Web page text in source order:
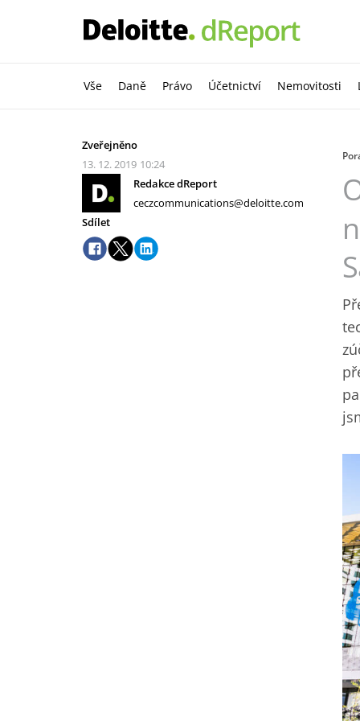
Vše Daně Právo Účetnictví Nemovitosti
Zveřejněno
13. 12. 2019 10:24
Redakce dReport
ceczcommunications@deloitte.com
Sdílet